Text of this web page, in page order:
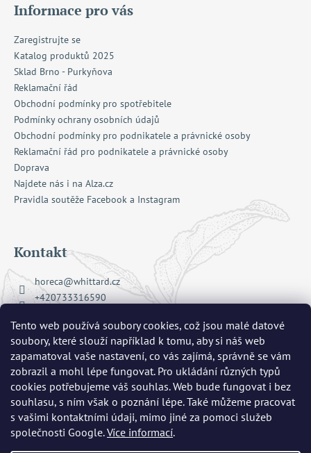
Tento web používá soubory cookies, což jsou malé datové
soubory, které slouží například k tomu, aby si náš web
zapamatoval vaše nastavení, co vás zajímá, správně se vám
zobrazil a mohl lépe fungovat. Pro ukládání různých typů
cookies potřebujeme váš souhlas. Web bude fungovat i bez
souhlasu, s ním však o poznání lépe. Také můžeme pracovat
s vašimi kontaktními údaji, mimo jiné za pomoci služeb
společnosti Google.Více informací.
Informace pro vás
Zaregistrujte se
Katalog produktů 2025
Sklad Brno - Purkyňova
Reklamační řád
Obchodní podmínky pro spotřebitele
Podmínky ochrany osobních údajů
Obchodní podmínky pro podnikatele a právnické osoby
Reklamační řád pro podnikatele a právnické osoby
Doprava
Najdete nás i na Alza.cz
Pravidla soutěže Facebook a Instagram
Kontakt
horeca@whittard.cz
+420733316590
whittard_cz
Přijímáme online platby